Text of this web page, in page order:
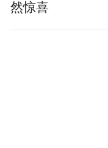
然惊喜